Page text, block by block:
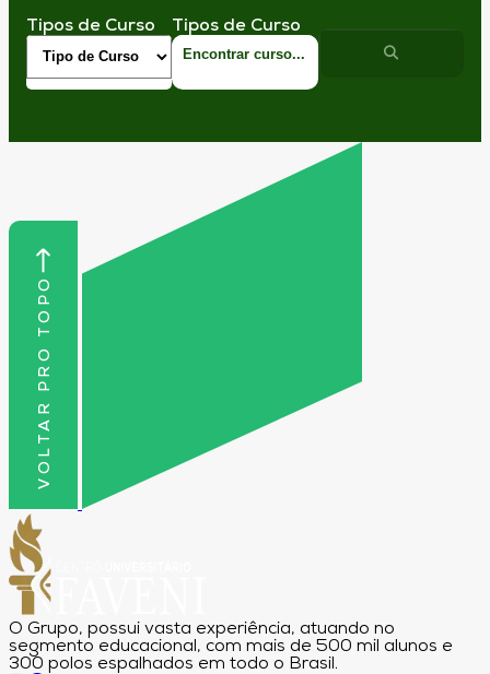
Tipos de Curso Tipos de Curso
VOLTAR PRO TOPO
O Grupo, possui vasta experiência, atuando no
segmento educacional, com mais de 500 mil alunos e
300 polos espalhados em todo o Brasil.